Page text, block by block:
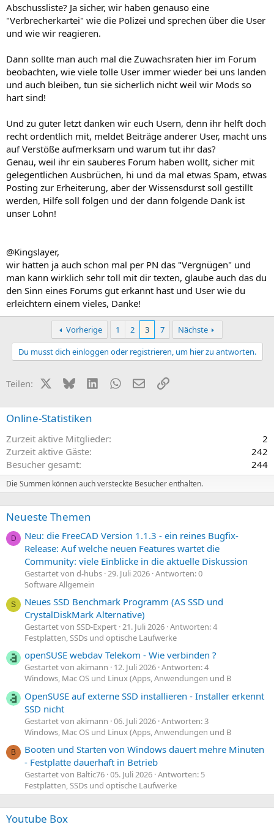
Abschussliste? Ja sicher, wir haben genauso eine
"Verbrecherkartei" wie die Polizei und sprechen über die User
und wie wir reagieren.
Dann sollte man auch mal die Zuwachsraten hier im Forum
beobachten, wie viele tolle User immer wieder bei uns landen
und auch bleiben, tun sie sicherlich nicht weil wir Mods so
hart sind!
Und zu guter letzt danken wir euch Usern, denn ihr helft doch
recht ordentlich mit, meldet Beiträge anderer User, macht uns
auf Verstöße aufmerksam und warum tut ihr das?
Genau, weil ihr ein sauberes Forum haben wollt, sicher mit
gelegentlichen Ausbrüchen, hi und da mal etwas Spam, etwas
Posting zur Erheiterung, aber der Wissensdurst soll gestillt
werden, Hilfe soll folgen und der dann folgende Dank ist
unser Lohn!
@Kingslayer,
wir hatten ja auch schon mal per PN das "Vergnügen" und
man kann wirklich sehr toll mit dir texten, glaube auch das du
den Sinn eines Forums gut erkannt hast und User wie du
erleichtern einem vieles, Danke!
Vorherige 1 2 3 7
Nächste
Du musst dich einloggen oder registrieren, um hier zu antworten.
Teilen: X (Twitter)
BlueskyLinkedInWhatsApp
E-MailLink
Online-Statistiken
Zurzeit aktive Mitglieder
2
Zurzeit aktive Gäste
242
Besucher gesamt
244
Die Summen können auch versteckte Besucher enthalten.
Neueste Themen
D
Neu: die FreeCAD Version 1.1.3 - ein reines Bugfix-
Release: Auf welche neuen Features wartet die
Community: viele Einblicke in die aktuelle Diskussion
Gestartet von d-hubs 29. Juli 2026 Antworten: 0
Software Allgemein
S
Neues SSD Benchmark Programm (AS SSD und
CrystalDiskMark Alternative)
Gestartet von SSD-Expert 21. Juli 2026 Antworten: 4
Festplatten, SSDs und optische Laufwerke
openSUSE webdav Telekom - Wie verbinden ?
Gestartet von akimann 12. Juli 2026 Antworten: 4
Windows, Mac OS und Linux (Apps, Anwendungen und B
OpenSUSE auf externe SSD installieren - Installer erkennt
SSD nicht
Gestartet von akimann 06. Juli 2026 Antworten: 3
Windows, Mac OS und Linux (Apps, Anwendungen und B
B
Booten und Starten von Windows dauert mehre Minuten
- Festplatte dauerhaft in Betrieb
Gestartet von Baltic76 05. Juli 2026 Antworten: 5
Festplatten, SSDs und optische Laufwerke
Youtube Box